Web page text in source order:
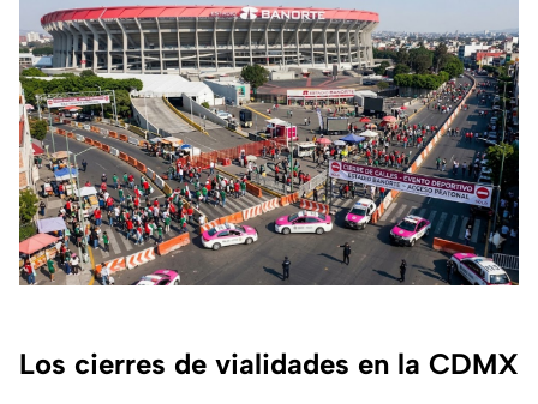
Los cierres de vialidades en la CDMX